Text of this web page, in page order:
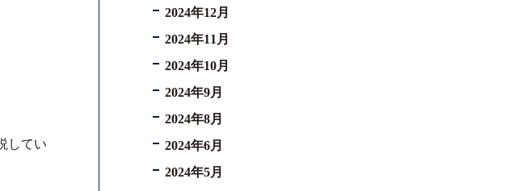
してい
2024年12月
2024年11月
2024年10月
2024年9月
2024年8月
2024年6月
2024年5月